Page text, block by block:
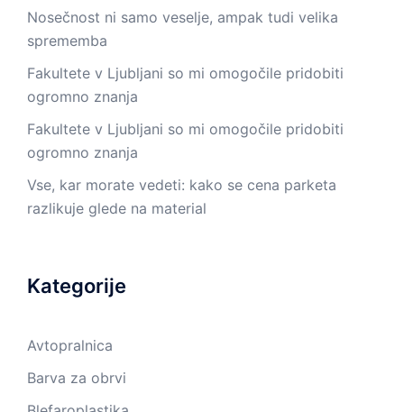
Nosečnost ni samo veselje, ampak tudi velika
sprememba
Fakultete v Ljubljani so mi omogočile pridobiti
ogromno znanja
Fakultete v Ljubljani so mi omogočile pridobiti
ogromno znanja
Vse, kar morate vedeti: kako se cena parketa
razlikuje glede na material
Kategorije
Avtopralnica
Barva za obrvi